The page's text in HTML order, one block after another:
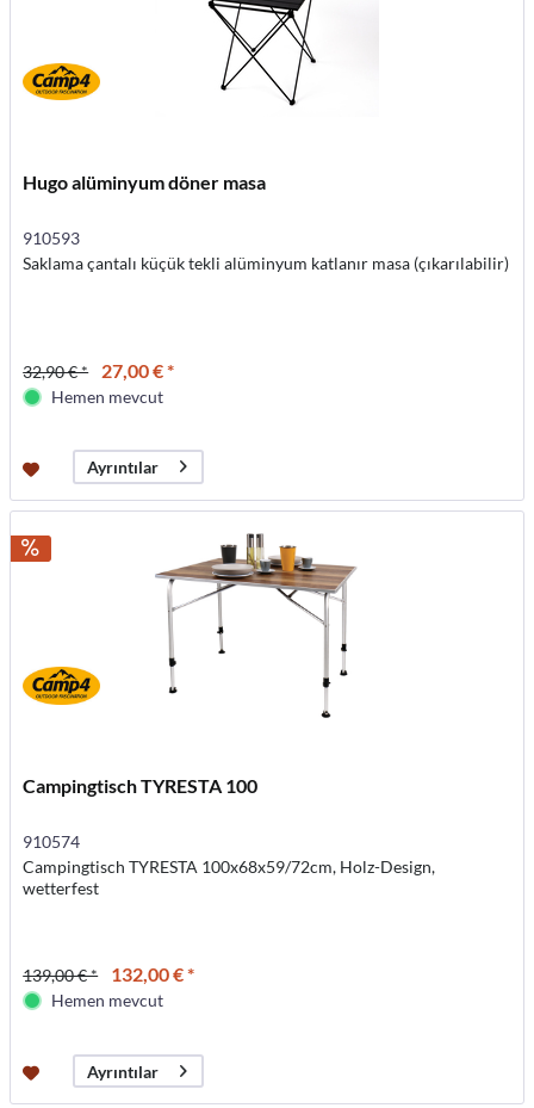
Hugo alüminyum döner masa
910593
Saklama çantalı küçük tekli alüminyum katlanır masa (çıkarılabilir)
32,90 € * 27,00 € *
Hemen mevcut
Ayrıntılar
Campingtisch TYRESTA 100
910574
Campingtisch TYRESTA 100x68x59/72cm, Holz-Design,
wetterfest
139,00 € * 132,00 € *
Hemen mevcut
Ayrıntılar